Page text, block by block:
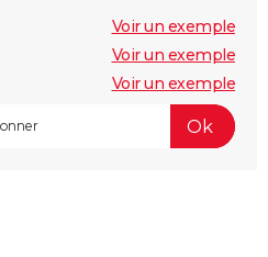
Voir un exemple
Voir un exemple
Voir un exemple